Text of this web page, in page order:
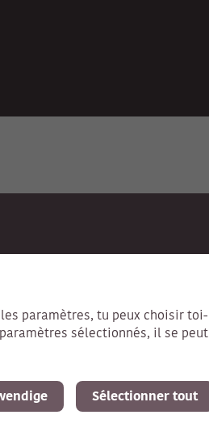
légales
paramètres, tu peux choisir toi-
sélectionnés, il se peut
Sélectionner tout